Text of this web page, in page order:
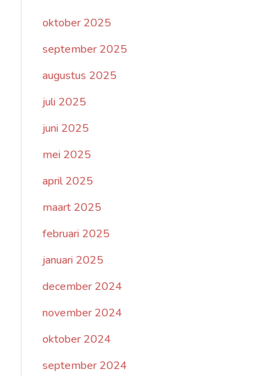
oktober 2025
september 2025
augustus 2025
juli 2025
juni 2025
mei 2025
april 2025
maart 2025
februari 2025
januari 2025
december 2024
november 2024
oktober 2024
september 2024